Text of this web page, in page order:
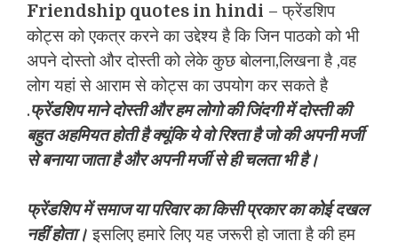
Friendship quotes in hindi – फ्रेंडशिप
कोट्स को एकत्र करने का उद्देश्य है कि जिन पाठको को भी
अपने दोस्तो और दोस्ती को लेके कुछ बोलना,लिखना है ,वह
लोग यहां से आराम से कोट्स का उपयोग कर सकते है
.फ्रेंडशिप माने दोस्ती और हम लोगो की जिंदगी में दोस्ती की
बहुत अहमियत होती है क्यूंकि ये वो रिश्ता है जो की अपनी मर्जी
से बनाया जाता है और अपनी मर्जी से ही चलता भी है।
फ्रेंडशिप में समाज या परिवार का किसी प्रकार का कोई दखल
नहीं होता। इसलिए हमारे लिए यह जरूरी हो जाता है की हम